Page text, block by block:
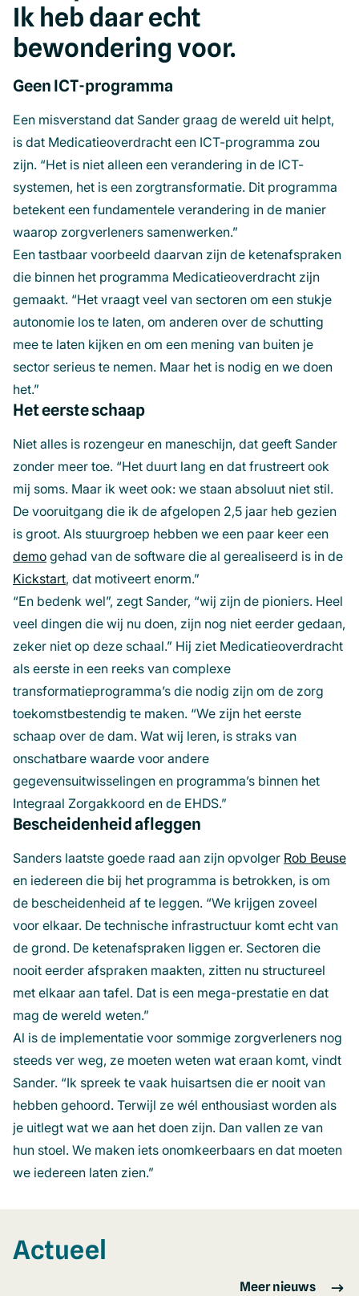
Ik heb daar echt
bewondering voor.
Geen ICT-programma
Een misverstand dat Sander graag de wereld uit helpt,
is dat Medicatieoverdracht een ICT-programma zou
zijn. “Het is niet alleen een verandering in de ICT-
systemen, het is een zorgtransformatie. Dit programma
betekent een fundamentele verandering in de manier
waarop zorgverleners samenwerken.”
Een tastbaar voorbeeld daarvan zijn de ketenafspraken
die binnen het programma Medicatieoverdracht zijn
gemaakt. “Het vraagt veel van sectoren om een stukje
autonomie los te laten, om anderen over de schutting
mee te laten kijken en om een mening van buiten je
sector serieus te nemen. Maar het is nodig en we doen
het.”
Het eerste schaap
Niet alles is rozengeur en maneschijn, dat geeft Sander
zonder meer toe. “Het duurt lang en dat frustreert ook
mij soms. Maar ik weet ook: we staan absoluut niet stil.
De vooruitgang die ik de afgelopen 2,5 jaar heb gezien
is groot. Als stuurgroep hebben we een paar keer een
demo (opent
in
een
nieuw
venster)
gehad van de software die al gerealiseerd is in de
Kickstart, dat motiveert enorm.”
“En bedenk wel”, zegt Sander, “wij zijn de pioniers. Heel
veel dingen die wij nu doen, zijn nog niet eerder gedaan,
zeker niet op deze schaal.” Hij ziet Medicatieoverdracht
als eerste in een reeks van complexe
transformatieprogramma’s die nodig zijn om de zorg
toekomstbestendig te maken. “We zijn het eerste
schaap over de dam. Wat wij leren, is straks van
onschatbare waarde voor andere
gegevensuitwisselingen en programma’s binnen het
Integraal Zorgakkoord en de EHDS.”
Bescheidenheid afleggen
Sanders laatste goede raad aan zijn opvolger Rob Beuse
en iedereen die bij het programma is betrokken, is om
de bescheidenheid af te leggen. “We krijgen zoveel
voor elkaar. De technische infrastructuur komt echt van
de grond. De ketenafspraken liggen er. Sectoren die
nooit eerder afspraken maakten, zitten nu structureel
met elkaar aan tafel. Dat is een mega-prestatie en dat
mag de wereld weten.”
Al is de implementatie voor sommige zorgverleners nog
steeds ver weg, ze moeten weten wat eraan komt, vindt
Sander. “Ik spreek te vaak huisartsen die er nooit van
hebben gehoord. Terwijl ze wél enthousiast worden als
je uitlegt wat we aan het doen zijn. Dan vallen ze van
hun stoel. We maken iets onomkeerbaars en dat moeten
we iedereen laten zien.”
Actueel
Meer nieuws